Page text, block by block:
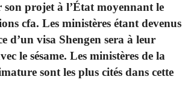
projet à l’État moyennant le
cfa. Les ministères étant devenus
d’un visa Shengen sera à leur
le sésame. Les ministères de la
sont les plus cités dans cette